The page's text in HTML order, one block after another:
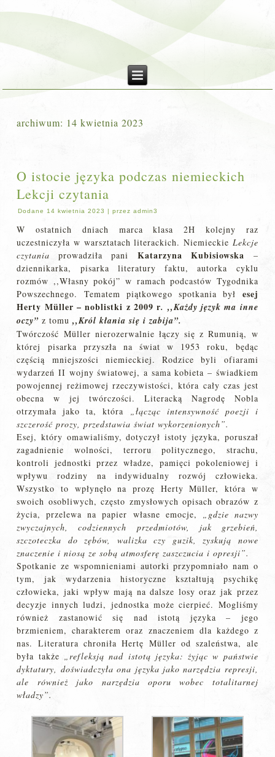
archiwum: 14 kwietnia 2023
O istocie języka podczas niemieckich
Lekcji czytania
Dodane 14 kwietnia 2023 |przez admin3
W ostatnich dniach marca klasa 2H kolejny raz
uczestniczyła w warsztatach literackich. Niemieckie Lekcje
czytania prowadziła pani Katarzyna Kubisiowska –
dziennikarka, pisarka literatury faktu, autorka cyklu
rozmów ,,Własny pokój” w ramach podcastów Tygodnika
Powszechnego. Tematem piątkowego spotkania był esej
Herty Müller – noblistki z 2009 r. ,,Każdy język ma inne
oczy”z tomu ,,Król kłania się i zabija”.
Twórczość Müller nierozerwalnie łączy się z Rumunią, w
której pisarka przyszła na świat w 1953 roku, będąc
częścią mniejszości niemieckiej. Rodzice byli ofiarami
wydarzeń II wojny światowej, a sama kobieta – świadkiem
powojennej reżimowej rzeczywistości, która cały czas jest
obecna w jej twórczości. Literacką Nagrodę Nobla
otrzymała jako ta, która „łącząc intensywność poezji i
szczerość prozy, przedstawia świat wykorzenionych”.
Esej, który omawialiśmy, dotyczył istoty języka, poruszał
zagadnienie wolności, terroru politycznego, strachu,
kontroli jednostki przez władze, pamięci pokoleniowej i
wpływu rodziny na indywidualny rozwój człowieka.
Wszystko to wpłynęło na prozę Herty Müller, która w
swoich osobliwych, często zmysłowych opisach obrazów z
życia, przelewa na papier własne emocje, „ gdzie nazwy
zwyczajnych, codziennych przedmiotów, jak grzebień,
szczoteczka do zębów, walizka czy guzik, zyskują nowe
znaczenie i niosą ze sobą atmosferę zaszczucia i opresji”.
Spotkanie ze wspomnieniami autorki przypomniało nam o
tym, jak wydarzenia historyczne kształtują psychikę
człowieka, jaki wpływ mają na dalsze losy oraz jak przez
decyzje innych ludzi, jednostka może cierpieć. Mogliśmy
również zastanowić się nad istotą języka – jego
brzmieniem, charakterem oraz znaczeniem dla każdego z
nas. Literatura chroniła Hertę Müller od szaleństwa, ale
była także „refleksją nad istotą języka: żyjąc w państwie
dyktatury, doświadczyła ona języka jako narzędzia represji,
ale również jako narzędzia oporu wobec totalitarnej
władzy”.